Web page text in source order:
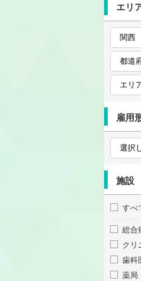
エリ
雇用
施設
すべ
総合
クリ
歯科
薬局